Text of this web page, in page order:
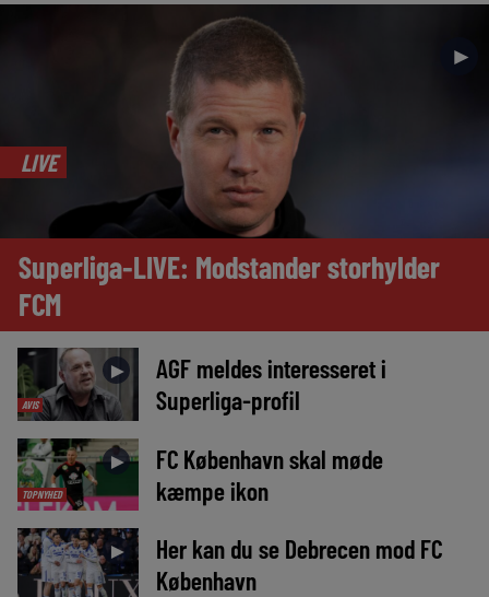
►
LIVE
Superliga-LIVE: Modstander storhylder
FCM
AVIS
►
AGF meldes interesseret i
Superliga-profil
TOPNYHED
►
FC København skal møde
kæmpe ikon
►
Her kan du se Debrecen mod FC
København